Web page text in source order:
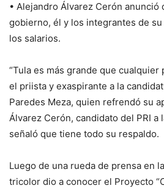
• Alejandro Álvarez Cerón anunció
gobierno, él y los integrantes de
los salarios.
“Tula es más grande que cualquier
el priista y exaspirante a la
Paredes Meza, quien refrendó su
Álvarez Cerón, candidato del PRI a
señaló que tiene todo su respaldo.
Luego de una rueda de prensa en
tricolor dio a conocer el Proyecto